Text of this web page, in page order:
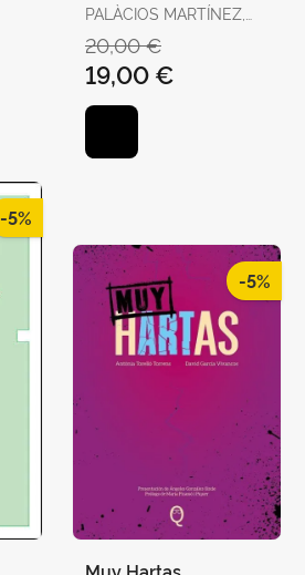
PALÀCIOS MARTÍNEZ,
20,00 €
19,00 €
-5%
-5%
Muy Hartas